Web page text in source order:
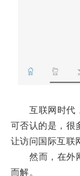
互联网时代，
可否认的是，很
让访问国际互联
然而，在外网
而解。